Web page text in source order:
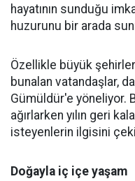
hayatının sunduğu
huzurunu bir arada
Özellikle büyük
bunalan vatandaşlar,
Gümüldür'e yöneliyor.
ağırlarken yılın geri
isteyenlerin ilgisini
Doğayla iç içe yaşam